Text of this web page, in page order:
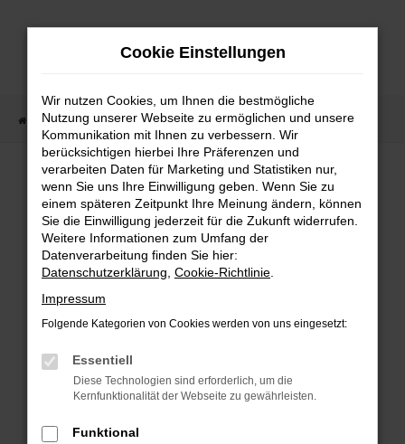
Zum
Startseite Fahrzeugangebote Fahrzeugmarkt
Fahrzeugmarkt
Fehler: Network Error
Beim Laden ist ein Fehler aufgetreten.
Hier sind ein paar Tipps, die dir helfen können:
Überprüfe deine Firewall und deine
Internetverbindung.
deine Suchmaschine?
Cookie Einstellungen
Wir nutzen Cookies, um Ihnen die bestmögliche
Nutzung unserer Webseite zu ermöglichen und unsere
Kommunikation mit Ihnen zu verbessern. Wir
berücksichtigen hierbei Ihre Präferenzen und
verarbeiten Daten für Marketing und Statistiken nur,
wenn Sie uns Ihre Einwilligung geben. Wenn Sie zu
einem späteren Zeitpunkt Ihre Meinung ändern, können
Sie die Einwilligung jederzeit für die Zukunft widerrufen.
Weitere Informationen zum Umfang der
Datenverarbeitung finden Sie hier:
Datenschutzerklärung Cookie-Richtlinie
Impressum
Folgende Kategorien von Cookies werden von uns eingesetzt:
Essentiell
Diese Technologien sind erforderlich, um die
Kernfunktionalität der Webseite zu gewährleisten.
Funktional